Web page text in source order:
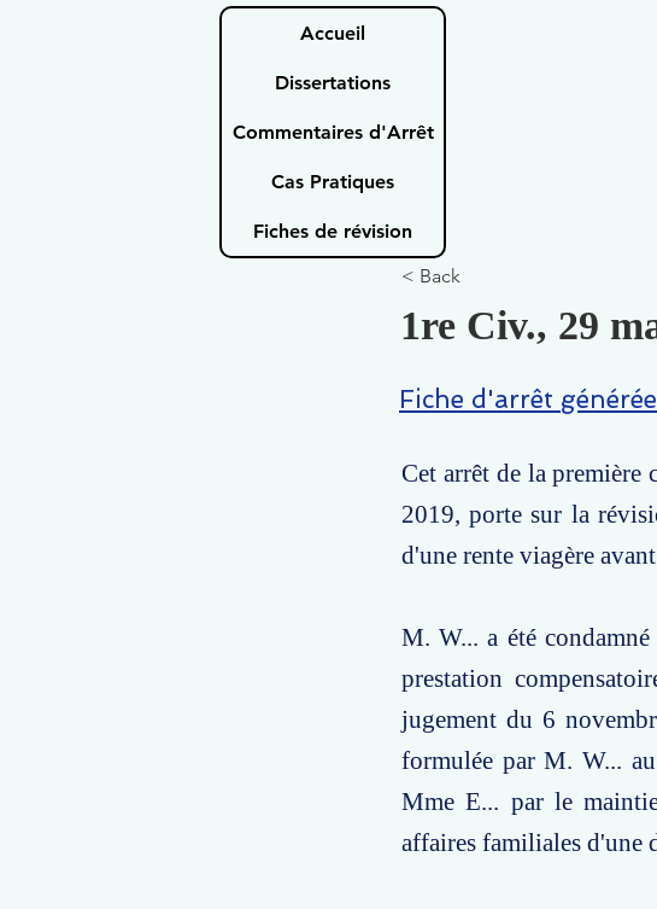
Accueil
Dissertations
Commentaires d'Arrêt
Cas Pratiques
Fiches de révision
< Back
1re Civ., 29
Fiche d'arrêt
Cet arrêt de la première
2019, porte sur la
d'une rente viagère
M. W... a été
prestation
jugement du 6
formulée par M. W...
Mme E... par le
affaires familiales d'une